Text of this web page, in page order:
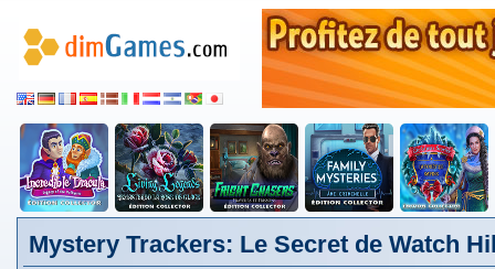
Mystery Trackers: Le Secret de Watch